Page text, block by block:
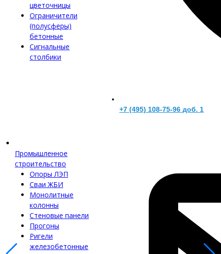
цветочницы
Ограничители
(полусферы)
бетонные
Сигнальные
столбики
Промышленное
строительство
Опоры ЛЭП
Сваи ЖБИ
Монолитные
колонны
Стеновые панели
Прогоны
Ригели
железобетонные
+7 (495) 108-75-96 доб. 1